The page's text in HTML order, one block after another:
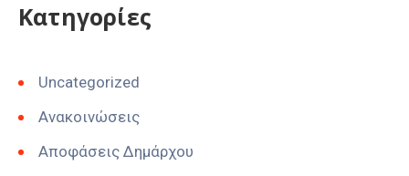
Kατηγορίες
Uncategorized
Ανακοινώσεις
Αποφάσεις Δημάρχου